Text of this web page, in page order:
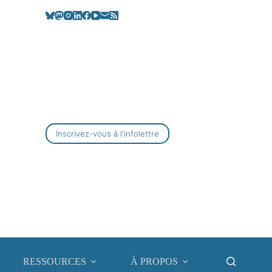
Inscrivez-vous à l'infolettre
RESSOURCES À PROPOS